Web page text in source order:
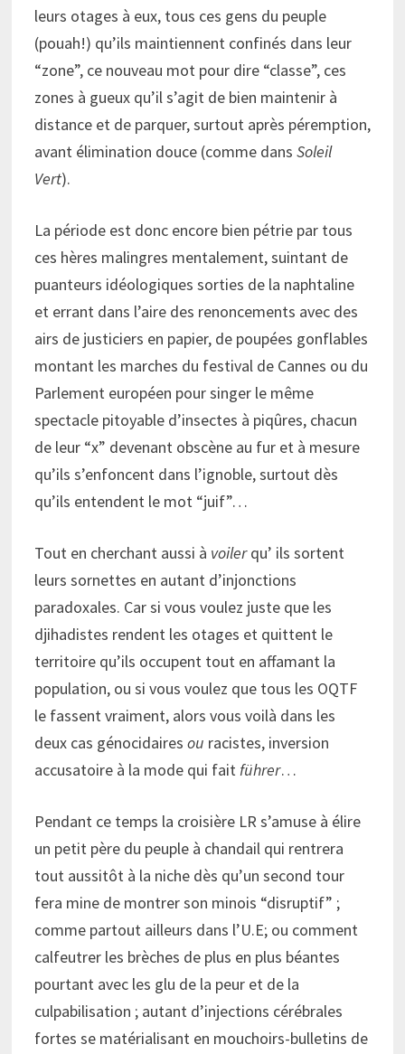
leurs otages à eux, tous ces gens du peuple
(pouah!) qu’ils maintiennent confinés dans leur
“zone”, ce nouveau mot pour dire “classe”, ces
zones à gueux qu’il s’agit de bien maintenir à
distance et de parquer, surtout après péremption,
avant élimination douce (comme dans Soleil
Vert).
La période est donc encore bien pétrie par tous
ces hères malingres mentalement, suintant de
puanteurs idéologiques sorties de la naphtaline
et errant dans l’aire des renoncements avec des
airs de justiciers en papier, de poupées gonflables
montant les marches du festival de Cannes ou du
Parlement européen pour singer le même
spectacle pitoyable d’insectes à piqûres, chacun
de leur “x” devenant obscène au fur et à mesure
qu’ils s’enfoncent dans l’ignoble, surtout dès
qu’ils entendent le mot “juif”…
Tout en cherchant aussi à voilerqu’ ils sortent
leurs sornettes en autant d’injonctions
paradoxales. Car si vous voulez juste que les
djihadistes rendent les otages et quittent le
territoire qu’ils occupent tout en affamant la
population, ou si vous voulez que tous les OQTF
le fassent vraiment, alors vous voilà dans les
deux cas génocidaires ou racistes, inversion
accusatoire à la mode qui fait führer…
Pendant ce temps la croisière LR s’amuse à élire
un petit père du peuple à chandail qui rentrera
tout aussitôt à la niche dès qu’un second tour
fera mine de montrer son minois “disruptif” ;
comme partout ailleurs dans l’U.E; ou comment
calfeutrer les brèches de plus en plus béantes
pourtant avec les glu de la peur et de la
culpabilisation ; autant d’injections cérébrales
fortes se matérialisant en mouchoirs-bulletins de